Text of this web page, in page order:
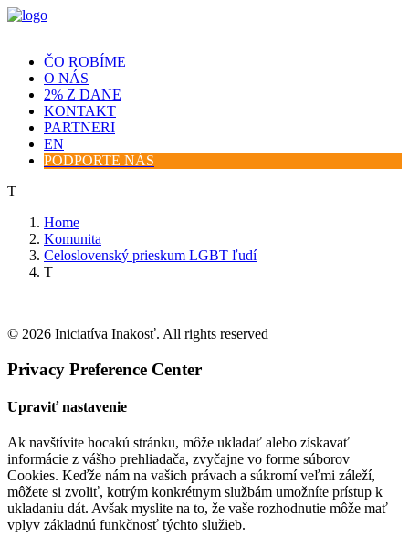
ČO ROBÍME
O NÁS
2% Z DANE
KONTAKT
PARTNERI
EN
PODPORTE NÁS
T
Home
Komunita
Celoslovenský prieskum LGBT ľudí
T
© 2026 Iniciatíva Inakosť. All rights reserved
Privacy Preference Center
Upraviť nastavenie
Ak navštívite hocakú stránku, môže ukladať alebo získavať
informácie z vášho prehliadača, zvyčajne vo forme súborov
Cookies. Keďže nám na vašich právach a súkromí veľmi záleží,
môžete si zvoliť, kotrým konkrétnym službám umožníte prístup k
ukladaniu dát. Avšak myslite na to, že vaše rozhodnutie môže mať
vplyv základnú funkčnosť týchto služieb.